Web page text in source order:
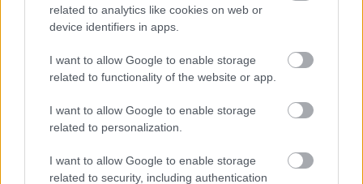
related to analytics like cookies on web or
device identifiers in apps.
I want to allow Google to enable storage
related to functionality of the website or app.
I want to allow Google to enable storage
related to personalization.
I want to allow Google to enable storage
related to security, including authentication